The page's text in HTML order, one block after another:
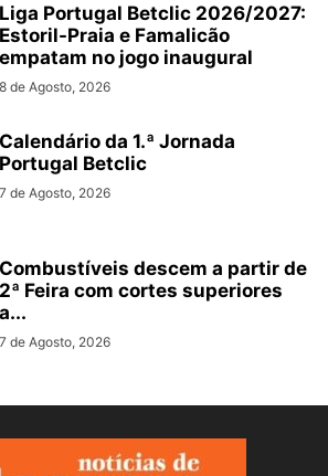
Liga Portugal Betclic 2026/2027:
Estoril-Praia e Famalicão
empatam no jogo inaugural
8 de Agosto, 2026
Calendário da 1.ª Jornada
Portugal Betclic
7 de Agosto, 2026
Combustíveis descem a partir de
2ª Feira com cortes superiores
a...
7 de Agosto, 2026